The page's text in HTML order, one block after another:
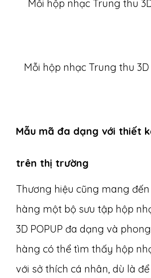
Mỗi hộp nhạc Trung thu 3D
Mẫu mã đa dạng với thiết
trên thị trường
Thương hiệu cũng mang
hàng một bộ sưu tập hộp
3D POPUP đa dạng và
hàng có thể tìm thấy hộp
với sở thích cá nhân, dù là